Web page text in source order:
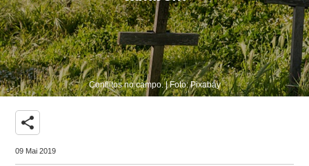
Conflitos no campo. | Foto: Pixabay
share
09 Mai 2019